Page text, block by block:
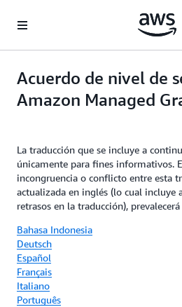
Acuerdo de nivel de
Amazon Managed
La traducción que se incluye a
únicamente para fines informativos.
incongruencia o conflicto entre esta
actualizada en inglés (lo cual incluye
retrasos en la traducción),
Bahasa Indonesia
Deutsch
Español
Français
Italiano
Português